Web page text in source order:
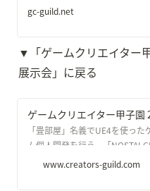
gc-guild.net
▼「ゲームクリエイター
展示会」に戻る
「畳部屋」名義でUE4を使った
ム個人開発を行う。「
TRAIN」は文化庁メディア芸術祭
www.creators-guild.com